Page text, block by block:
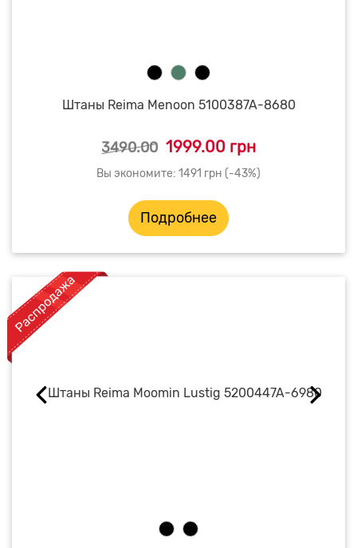
Штаны Reima Menoon 5100387A-8680
3490.00 1999.00 грн
Вы экономите: 1491 грн (-43%)
Подробнее